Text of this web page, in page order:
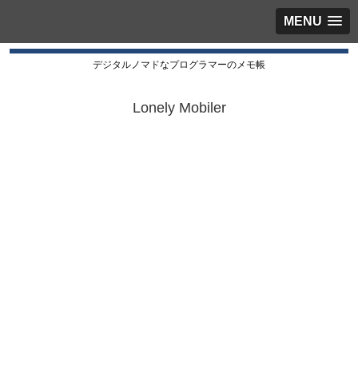
MENU
デジタルノマドなプログラマーのメモ帳
Lonely Mobiler